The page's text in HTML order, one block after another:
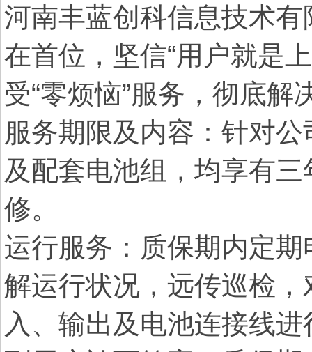
河南丰蓝创科信息技术有
在首位，坚信“用户就是
受“零烦恼”服务，彻底解
服务期限及内容：针对
及配套电池组，均享有
修。
运行服务：质保期内定
解运行状况，远传巡检
入、输出及电池连接线